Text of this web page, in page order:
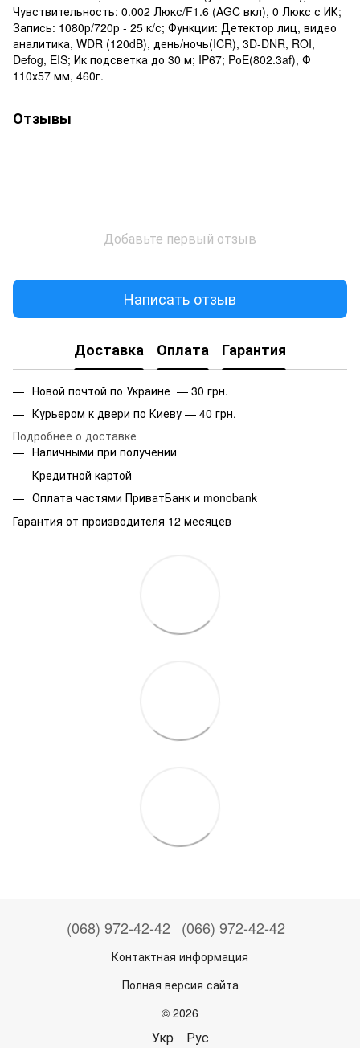
Чувствительность: 0.002 Люкс/F1.6 (AGC вкл), 0 Люкс с ИК;
Запись: 1080р/720р - 25 к/с; Функции: Детектор лиц, видео
аналитика, WDR (120dB), день/ночь(ICR), 3D-DNR, ROI,
Defog, EIS; Ик подсветка до 30 м; IP67; PоE(802.3af), Ф
110х57 мм, 460г.
Отзывы
Добавьте первый отзыв
Написать отзыв
Доставка Оплата Гарантия
Новой почтой по Украине — 30 грн.
Курьером к двери по Киеву — 40 грн.
Подробнее о доставке
Наличными при получении
Кредитной картой
Оплата частями ПриватБанк и monobank
Гарантия от производителя 12 месяцев
(068) 972-42-42 (066) 972-42-42
Контактная информация
Полная версия сайта
© 2026
Укр Рус